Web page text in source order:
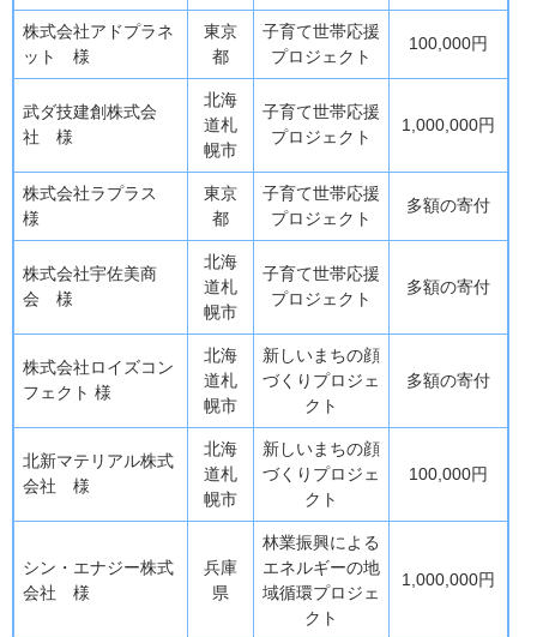
株式会社アドプラネ
ット 様
東京
都
子育て世帯応援
プロジェクト
100,000円
武ダ技建創株式会
社 様
北海
道札
幌市
子育て世帯応援
プロジェクト
1,000,000円
株式会社ラプラス
様
東京
都
子育て世帯応援
プロジェクト
多額の寄付
株式会社宇佐美商
会 様
北海
道札
幌市
子育て世帯応援
プロジェクト
多額の寄付
株式会社ロイズコン
フェクト 様
北海
道札
幌市
新しいまちの顔
づくりプロジェ
クト
多額の寄付
北新マテリアル株式
会社 様
北海
道札
幌市
新しいまちの顔
づくりプロジェ
クト
100,000円
シン・エナジー株式
会社 様
兵庫
県
林業振興による
エネルギーの地
域循環プロジェ
クト
1,000,000円